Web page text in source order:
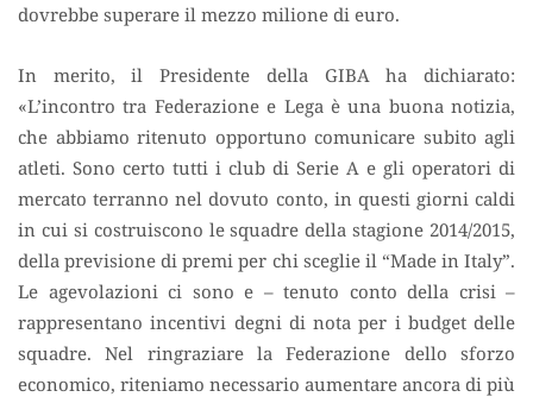
dovrebbe superare il mezzo milione di euro.
In merito, il Presidente della GIBA ha dichiarato:
«L’incontro tra Federazione e Lega è una buona notizia,
che abbiamo ritenuto opportuno comunicare subito agli
atleti. Sono certo tutti i club di Serie A e gli operatori di
mercato terranno nel dovuto conto, in questi giorni caldi
in cui si costruiscono le squadre della stagione 2014/2015,
della previsione di premi per chi sceglie il “Made in Italy”.
Le agevolazioni ci sono e – tenuto conto della crisi –
rappresentano incentivi degni di nota per i budget delle
squadre. Nel ringraziare la Federazione dello sforzo
economico, riteniamo necessario aumentare ancora di più